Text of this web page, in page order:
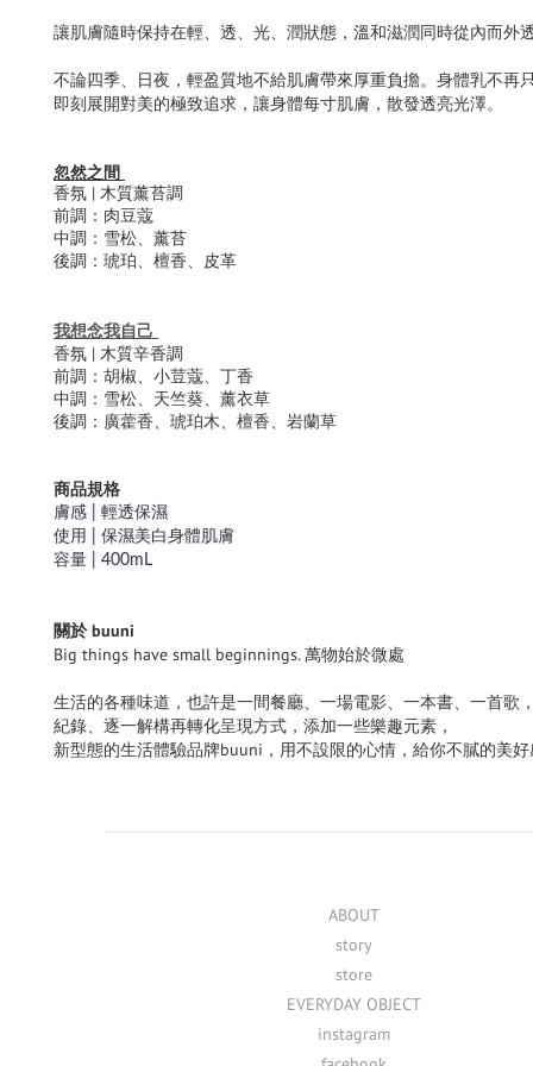
讓肌膚隨時保持在輕、透、光、潤狀態，溫和滋潤同時從內而外
不論四季、日夜，輕盈質地不給肌膚帶來厚重負擔。身體乳不再
即刻展開對美的極致追求，讓身體每寸肌膚，散發透亮光澤。
忽然之間
香氛 | 木質薰苔調
前調： 肉豆蔻
中調： 雪松、薰苔
後調： 琥珀、檀香、皮革
我想念我自己
香氛 | 木質辛香調
前調： 胡椒、小荳蔻、丁香
中調： 雪松、天竺葵、薰衣草
後調： 廣藿香、琥珀木、檀香、岩蘭草
商品規格
膚感 | 輕透保濕
使用 | 保濕美白身體肌膚
容量 | 400mL
關於 buuni
Big things have small beginnings. 萬物始於微處
生活的各種味道，也許是一間餐廳、一場電影、一本書、一首歌
紀錄、逐一解構再轉化呈現方式，添加一些樂趣元素，
新型態的生活體驗品牌buuni，用不設限的心情，給你不膩的美
ABOUT
story
store
EVERYDAY OBJECT
instagram